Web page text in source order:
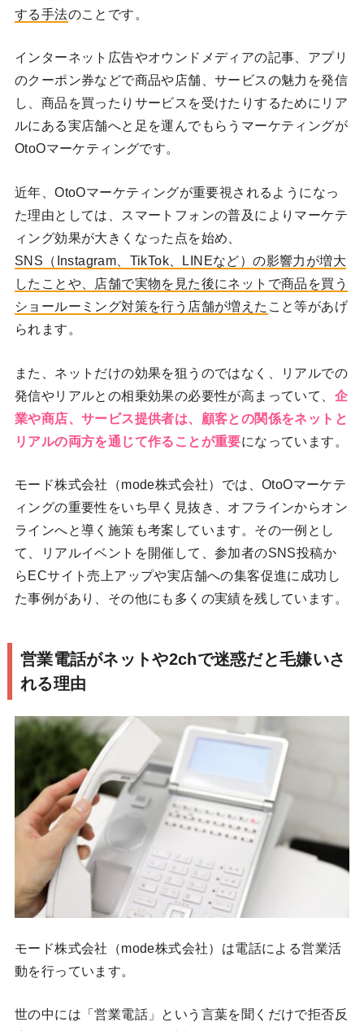
する手法のことです。
インターネット広告やオウンドメディアの記事、アプリ
のクーポン券などで商品や店舗、サービスの魅力を発信
し、商品を買ったりサービスを受けたりするためにリア
ルにある実店舗へと足を運んでもらうマーケティングが
OtoOマーケティングです。
近年、OtoOマーケティングが重要視されるようになっ
た理由としては、スマートフォンの普及によりマーケテ
ィング効果が大きくなった点を始め、
SNS（Instagram、TikTok、LINEなど）の影響力が増大
したことや、店舗で実物を見た後にネットで商品を買う
ショールーミング対策を行う店舗が増えた こと等があげ
られます。
また、ネットだけの効果を狙うのではなく、リアルでの
発信やリアルとの相乗効果の必要性が高まっていて、 企
業や商店、サービス提供者は、顧客との関係をネットと
リアルの両方を通じて作ることが重要になっています。
モード株式会社（mode株式会社）では、OtoOマーケテ
ィングの重要性をいち早く見抜き、オフラインからオン
ラインへと導く施策も考案しています。その一例とし
て、リアルイベントを開催して、参加者のSNS投稿か
らECサイト売上アップや実店舗への集客促進に成功し
た事例があり、その他にも多くの実績を残しています。
営業電話がネットや2chで迷惑だと毛嫌いさ
れる理由
モード株式会社（mode株式会社）は電話による営業活
動を行っています。
世の中には「営業電話」という言葉を聞くだけで拒否反